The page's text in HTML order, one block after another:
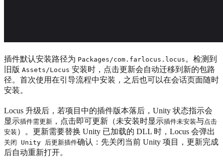
插件默认安装路径为 Packages/com.farlocus.locus 。检测到
旧版 Assets/Locus 安装时，点击更新会自动迁移到新的包路
径。首次使用在引导流程中安装，之后也可以在会话页面随时
安装。
Locus 升级后，若项目中的插件版本落后，Unity 状态指示会
显示插件需更新 ，点击即可更新（未安装时显示插件未安装与点击
安装 ）。更新需要替换 Unity 已加载的 DLL 时，Locus 会弹出
关闭 Unity 后更新插件确认：先关闭当前 Unity 项目，更新完成
后自动重新打开。